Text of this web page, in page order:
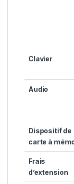
Clavier
Audio
Dispositif de
carte à
Frais
d’extension